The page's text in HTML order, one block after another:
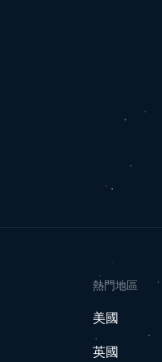
熱門地區
美國
英國